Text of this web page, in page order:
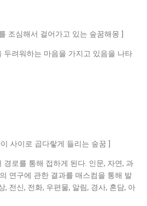
조심해서 걸어가고 있는 숲꿈해몽 ]
두려워하는 마음을 가지고 있음을 나타
사이로 곱다랗게 들리는 숲꿈 ]
경로를 통해 접하게 된다. 인문, 자연, 과
연구에 관한 결과를 매스컴을 통해 발
, 전신, 전화, 우편물, 알림, 경사, 혼담, 아